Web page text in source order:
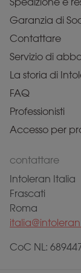
Garanzia di
Contattare
Servizio di
La storia di
FAQ
Professionisti
Accesso per
contattare
Intoleran Italia
Frascati
Roma
CoC NL: